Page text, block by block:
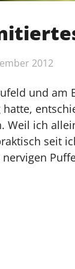
2012
und am
hatte,
Weil ich
seit